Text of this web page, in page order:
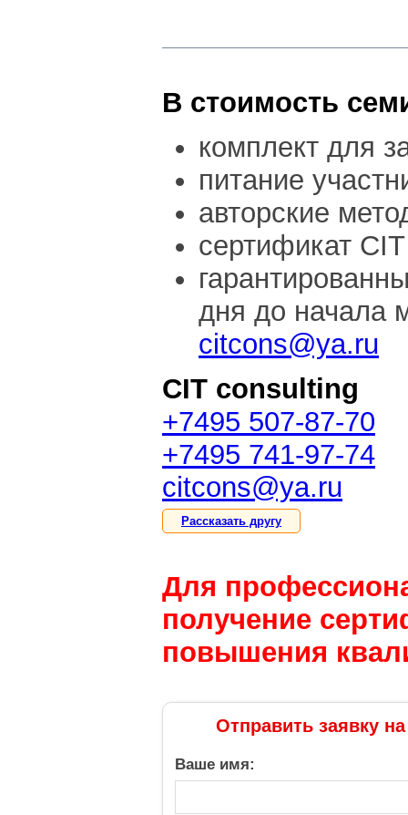
В стоимость
комплект для
питание
авторские
сертификат
дня до начала
citcons@ya.ru
CIT consulting
+7495 507-87-70
+7495 741-97-74
citcons@ya.ru
Рассказать другу
Для
получение
повышения
Отправить заявку
Ваше имя: